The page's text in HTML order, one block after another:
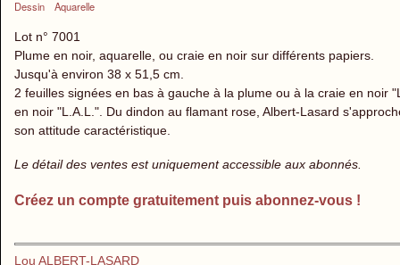
Dessin Aquarelle
Lot n° 7001
Plume en noir, aquarelle, ou craie en noir sur différents papiers.
Jusqu'à environ 38 x 51,5 cm.
2 feuilles signées en bas à gauche à la plume ou à la craie en noir
en noir "L.A.L.". Du dindon au flamant rose, Albert-Lasard
son attitude caractéristique.
Le détail des ventes est uniquement accessible aux abonnés.
Créez un compte gratuitement puis abonnez-vous !
Lou ALBERT-LASARD